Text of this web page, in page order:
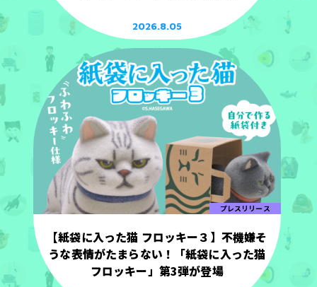
2026.8.05
プレスリリース
【紙袋に入った猫 フロッキー３】不機嫌そ
うな表情がたまらない！「紙袋に入った猫
フロッキー」第3弾が登場